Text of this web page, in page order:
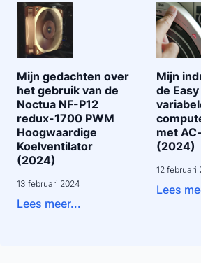
Mijn gedachten over
het gebruik van de
Noctua NF-P12
redux-1700 PWM
Hoogwaardige
Koelventilator
(2024)
13 februari 2024
Lees meer...
Mijn
de
met
(2024)
12 februari
Lees